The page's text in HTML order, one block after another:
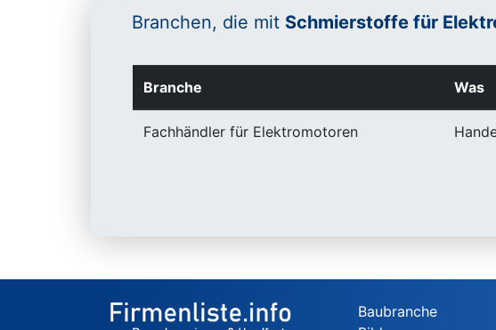
Branchen, die mit Schmierstoffe für
Branche Was
Fachhändler für Elektromotoren
Baubranche